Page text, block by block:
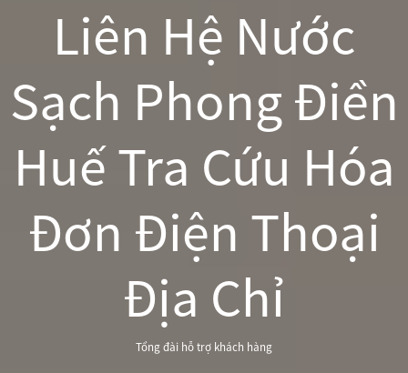
Liên Hệ Nước
Sạch Phong Điền
Huế Tra Cứu Hóa
Đơn Điện Thoại
Địa Chỉ
Tổng đài hỗ trợ khách hàng